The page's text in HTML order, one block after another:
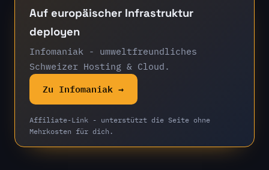
Auf europäischer Infrastruktur
deployen
Infomaniak - umweltfreundliches
Schweizer Hosting & Cloud.
Zu Infomaniak →
Affiliate-Link - unterstützt die Seite ohne
Mehrkosten für dich.